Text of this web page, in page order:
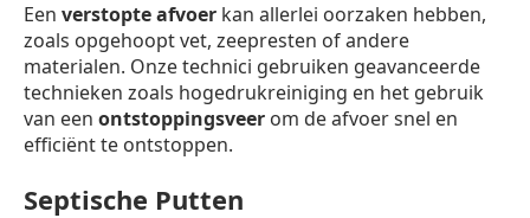
Een verstopte afvoer kan allerlei oorzaken hebben,
zoals opgehoopt vet, zeepresten of andere
materialen. Onze technici gebruiken geavanceerde
technieken zoals hogedrukreiniging en het gebruik
van een ontstoppingsveer om de afvoer snel en
efficiënt te ontstoppen.
Septische Putten